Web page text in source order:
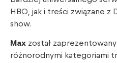
HBO, jak i treści związane
show.
Max został
różnorodnymi kategoriami